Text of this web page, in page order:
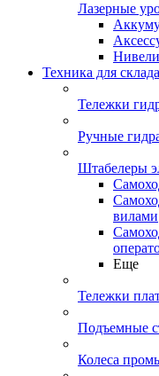
Лазерные
Техника для склада
Тележки
Ручные
Штабелеры
вилами
Еще
Тележки
Подъемные
Колеса